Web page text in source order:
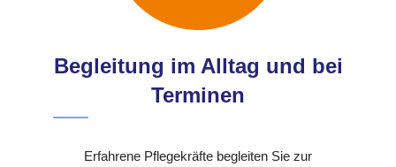
Begleitung im Alltag und bei
Terminen
Erfahrene Pflegekräfte begleiten Sie zur